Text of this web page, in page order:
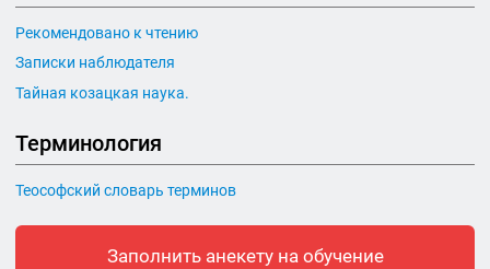
Рекомендовано к чтению
Записки наблюдателя
Тайная козацкая наука.
Терминология
Теософский словарь терминов
Заполнить анекету на обучение